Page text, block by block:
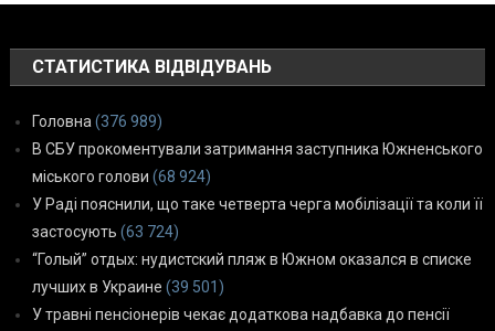
СТАТИСТИКА ВІДВІДУВАНЬ
Головна (376 989)
В СБУ прокоментували затримання заступника Южненського
міського голови (68 924)
У Раді пояснили, що таке четверта черга мобілізації та коли її
застосують (63 724)
“Голый” отдых: нудистский пляж в Южном оказался в списке
лучших в Украине (39 501)
У травні пенсіонерів чекає додаткова надбавка до пенсії